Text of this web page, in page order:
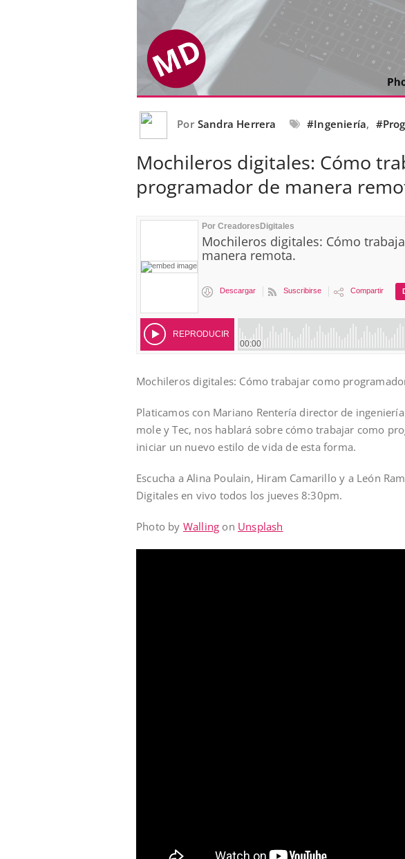
Por Sandra Herrera #Ingeniería,
Mochileros digitales: Cómo
programador de manera
Mochileros digitales: Cómo trabajar como
Platicamos con Mariano Rentería director de
mole y Tec, nos hablará sobre cómo trabajar como
iniciar un nuevo estilo de vida de esta forma.
Escucha a Alina Poulain, Hiram Camarillo y a León
Digitales en vivo todos los jueves 8:30pm.
Photo by Walling on Unsplash